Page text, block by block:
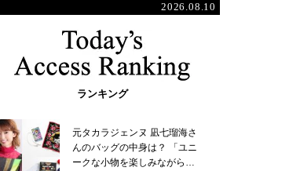
2026.08.10
ランキング
元タカラジェンヌ 凪七瑠海さ
んのバッグの中身は？ 「ユニ
ークな小物を楽しみながら…